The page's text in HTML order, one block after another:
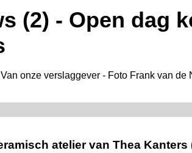
(2) - Open dag
Van onze verslaggever - Foto Frank van de
atelier van Thea